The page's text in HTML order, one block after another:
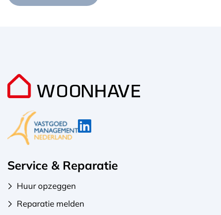
Service & Reparatie
Huur opzeggen
Reparatie melden